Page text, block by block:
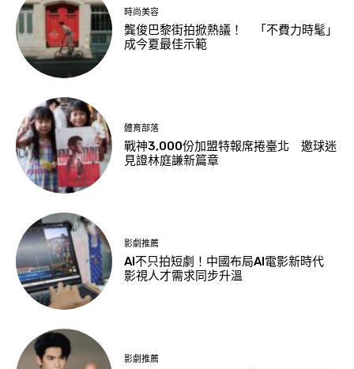
時尚美容
龔俊巴黎街拍掀熱議！ 「不費力時髦」
成今夏最佳示範
體育部落
戰神3,000份加盟特報席捲臺北 邀球迷
見證林庭謙新篇章
影劇推薦
AI不只拍短劇！中國布局AI電影新時代
影視人才需求同步升溫
影劇推薦